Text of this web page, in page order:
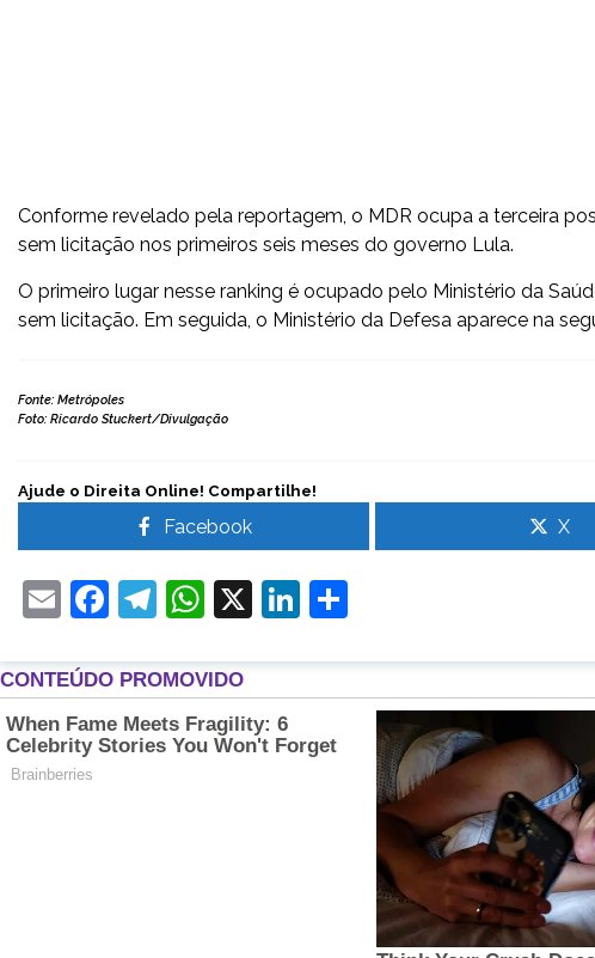
Conforme revelado pela reportagem, o MDR ocupa a terceira
sem licitação nos primeiros seis meses do governo Lula.
O primeiro lugar nesse ranking é ocupado pelo Ministério da
sem licitação. Em seguida, o Ministério da Defesa aparece na
Fonte: Metrópoles
Foto: Ricardo Stuckert/Divulgação
Ajude o Direita Online! Compartilhe!
Facebook X
EmailFacebook
Telegram
WhatsApp
X LinkedIn